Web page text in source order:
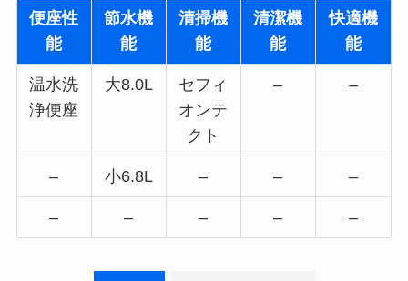
便座性
能
節水機
能
清掃機
能
清潔機
能
快適機
能
温水洗
浄便座
大8.0L
セフィ
オンテ
クト
– –
– 小6.8L – – –
– – – – –